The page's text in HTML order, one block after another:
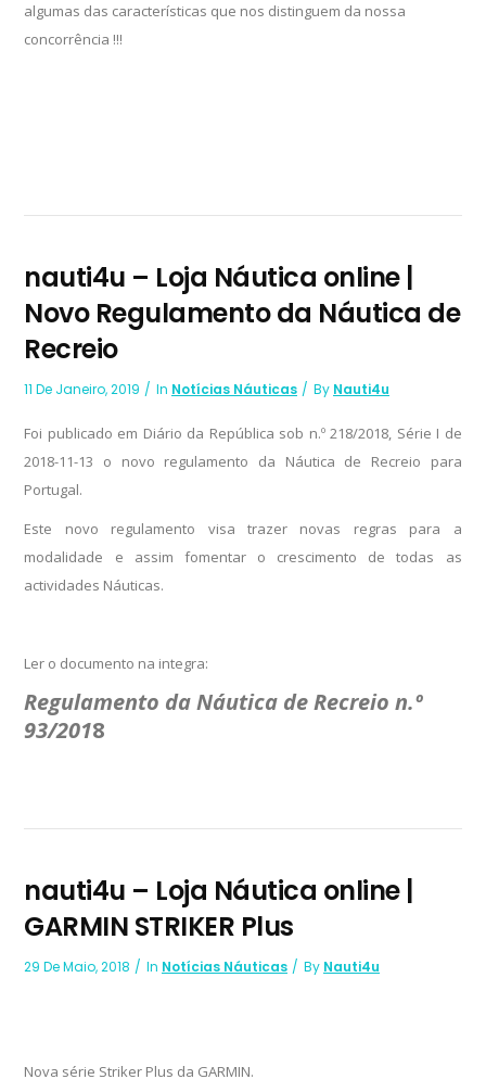
algumas das características que nos distinguem da nossa
concorrência !!!
nauti4u – Loja Náutica online |
Novo Regulamento da Náutica de
Recreio
11 De Janeiro, 2019 In Notícias Náuticas By Nauti4u
Foi publicado em Diário da República sob n.º 218/2018, Série I de
2018-11-13 o novo regulamento da Náutica de Recreio para
Portugal.
Este novo regulamento visa trazer novas regras para a
modalidade e assim fomentar o crescimento de todas as
actividades Náuticas.
Ler o documento na integra:
Regulamento da Náutica de Recreio n.º
93/2018
nauti4u – Loja Náutica online |
GARMIN STRIKER Plus
29 De Maio, 2018 In Notícias Náuticas By Nauti4u
Nova série Striker Plus da GARMIN.